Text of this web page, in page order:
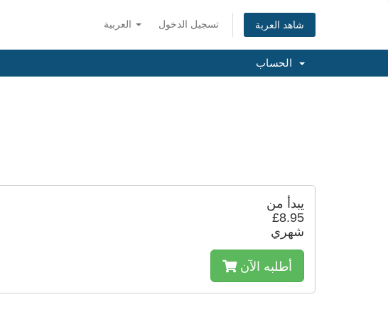
تسجيل الدخول شاهد العربة
يبدأ من
£8.95
شهري
أطلبه الآن